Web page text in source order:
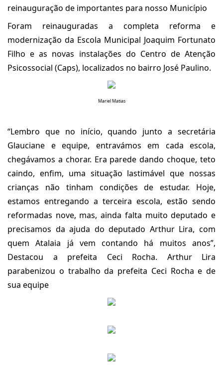
reinauguração de importantes para nosso Município
Foram reinauguradas a completa reforma e
modernização da Escola Municipal Joaquim Fortunato
Filho e as novas instalações do Centro de Atenção
Psicossocial (Caps), localizados no bairro José Paulino.
Mariel Matias
“Lembro que no início, quando junto a secretária
Glauciane e equipe, entravámos em cada escola,
chegávamos a chorar. Era parede dando choque, teto
caindo, enfim, uma situação lastimável que nossas
crianças não tinham condições de estudar. Hoje,
estamos entregando a terceira escola, estão sendo
reformadas nove, mas, ainda falta muito deputado e
precisamos da ajuda do deputado Arthur Lira, com
quem Atalaia já vem contando há muitos anos”,
Destacou a prefeita Ceci Rocha. Arthur Lira
parabenizou o trabalho da prefeita Ceci Rocha e de
sua equipe